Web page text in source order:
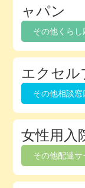
ャパン
その他くらし
エクセル
その他相談窓
女性用入
その他配達サ